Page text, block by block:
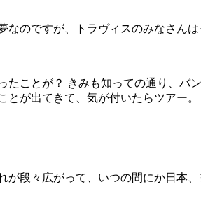
なのですが、トラヴィスのみなさん
たことが？ きみも知っての通り、
が出てきて、気が付いたらツアー
が段々広がって、いつの間にか日本